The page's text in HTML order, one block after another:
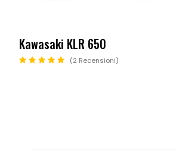
Kawasaki KLR 650
2 Recensioni